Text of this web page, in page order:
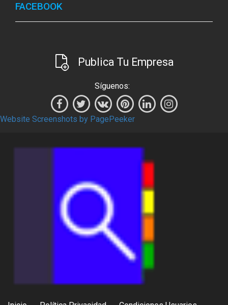
FACEBOOK
Publica Tu Empresa
Síguenos:
Website Screenshots by PagePeeker